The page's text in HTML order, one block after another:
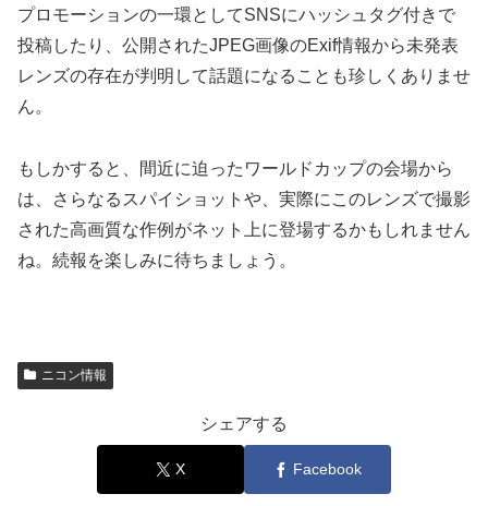
プロモーションの一環としてSNSにハッシュタグ付きで
投稿したり、公開されたJPEG画像のExif情報から未発表
レンズの存在が判明して話題になることも珍しくありませ
ん。
もしかすると、間近に迫ったワールドカップの会場から
は、さらなるスパイショットや、実際にこのレンズで撮影
された高画質な作例がネット上に登場するかもしれません
ね。続報を楽しみに待ちましょう。
ニコン情報
シェアする
X Facebook